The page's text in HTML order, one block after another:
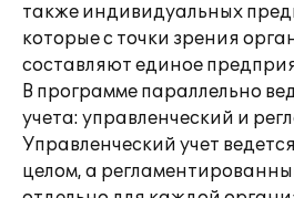
также индивидуальных
которые с точки зрения
составляют единое
В программе параллельно
учета: управленческий и
Управленческий учет
целом, а